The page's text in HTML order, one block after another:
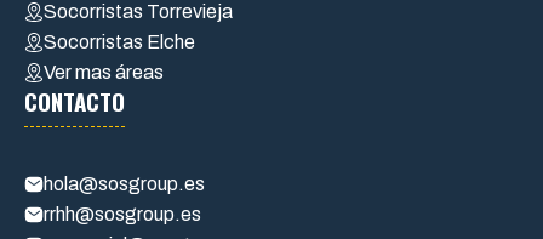
Socorristas Torrevieja
Socorristas Elche
Ver mas áreas
CONTACTO
hola@sosgroup.es
rrhh@sosgroup.es